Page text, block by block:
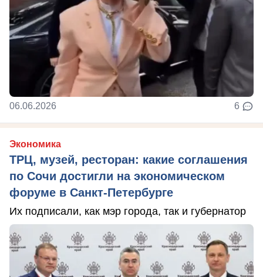
06.06.2026 6
Экономика
ТРЦ, музей, ресторан: какие соглашения
по Сочи достигли на экономическом
форуме в Санкт-Петербурге
Их подписали, как мэр города, так и губернатор